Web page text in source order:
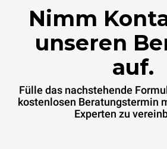
Nimm
unseren
auf.
Fülle das nachstehende
kostenlosen Beratungstermin
Experten zu